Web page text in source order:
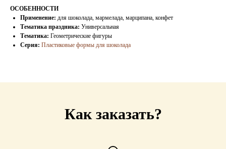
ОСОБЕННОСТИ
Применение: для шоколада, мармелада, марципана, конфет
Тематика праздника: Универсальная
Тематика: Геометрические фигуры
Серия: Пластиковые формы для шоколада
Как заказать?